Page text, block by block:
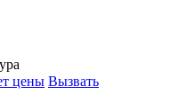
цены Вызвать